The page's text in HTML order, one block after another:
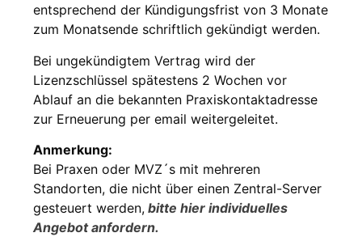
entsprechend der Kündigungsfrist von 3 Monate
zum Monatsende schriftlich gekündigt werden.
Bei ungekündigtem Vertrag wird der
Lizenzschlüssel spätestens 2 Wochen vor
Ablauf an die bekannten Praxiskontaktadresse
zur Erneuerung per email weitergeleitet.
Anmerkung:
Bei Praxen oder MVZ´s mit mehreren
Standorten, die nicht über einen Zentral-Server
gesteuert werden, bitte hier individuelles
Angebot anfordern.